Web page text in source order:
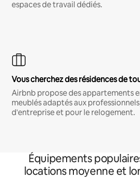
espaces de travail dédiés.
Vous cherchez des résidences de
Airbnb propose des appartements
meublés adaptés aux
d'entreprise et pour le relogement.
Équipements
locations moyenne et